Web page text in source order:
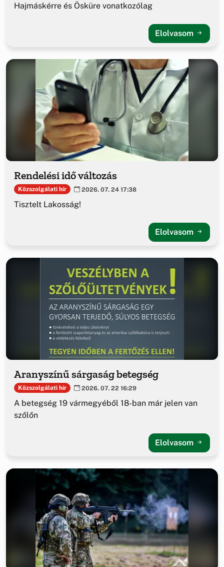
Hajmáskérre és Ösküre vonatkozólag
Elolvasom
Rendelési idő változás
Közszolgálati hír 2026. 07. 24 17:38
Tisztelt Lakosság!
Elolvasom
Aranyszínű sárgaság betegség
Közszolgálati hír 2026. 07. 22 16:29
A betegség 19 vármegyéből 18-ban már jelen van
szőlőn
Elolvasom